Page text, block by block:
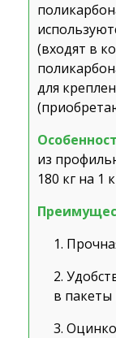
(входят в
для
из
180 кг на 1
в